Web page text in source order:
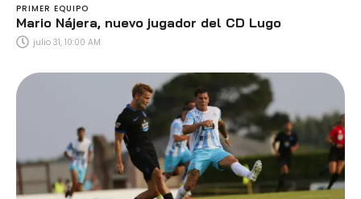
PRIMER EQUIPO
Mario Nájera, nuevo jugador del CD Lugo
julio 31, 10:00 AM